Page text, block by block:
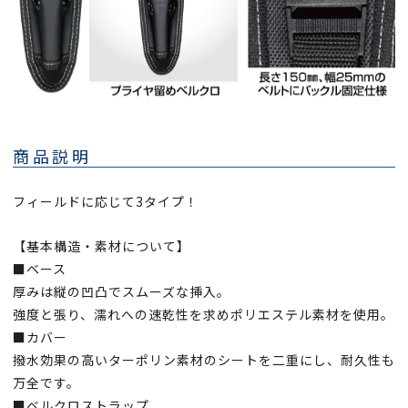
商品説明
フィールドに応じて3タイプ！
【基本構造・素材について】
■ベース
厚みは縦の凹凸でスムーズな挿入。
強度と張り、濡れへの速乾性を求めポリエステル素材を使用。
■カバー
撥水効果の高いターポリン素材のシートを二重にし、耐久性も
万全です。